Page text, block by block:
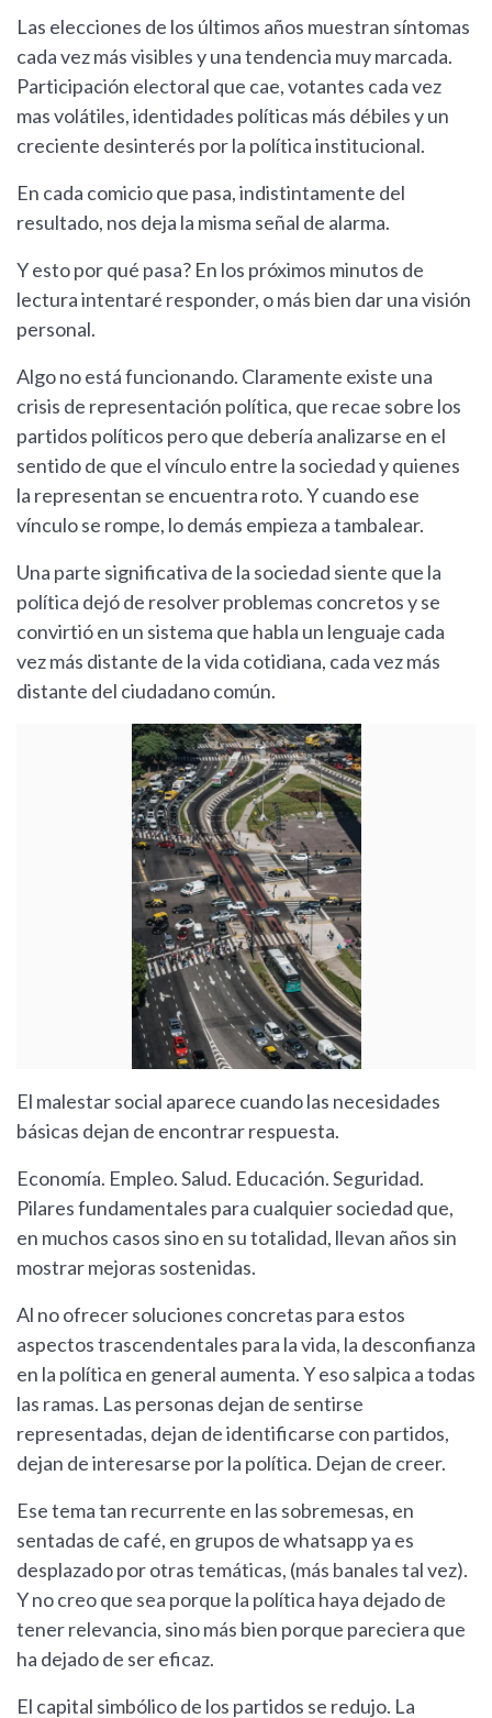
Las elecciones de los últimos años muestran síntomas
cada vez más visibles y una tendencia muy marcada.
Participación electoral que cae, votantes cada vez
mas volátiles, identidades políticas más débiles y un
creciente desinterés por la política institucional.
En cada comicio que pasa, indistintamente del
resultado, nos deja la misma señal de alarma.
Y esto por qué pasa? En los próximos minutos de
lectura intentaré responder, o más bien dar una visión
personal.
Algo no está funcionando. Claramente existe una
crisis de representación política, que recae sobre los
partidos políticos pero que debería analizarse en el
sentido de que el vínculo entre la sociedad y quienes
la representan se encuentra roto. Y cuando ese
vínculo se rompe, lo demás empieza a tambalear.
Una parte significativa de la sociedad siente que la
política dejó de resolver problemas concretos y se
convirtió en un sistema que habla un lenguaje cada
vez más distante de la vida cotidiana, cada vez más
distante del ciudadano común.
El malestar social aparece cuando las necesidades
básicas dejan de encontrar respuesta.
Economía. Empleo. Salud. Educación. Seguridad.
Pilares fundamentales para cualquier sociedad que,
en muchos casos sino en su totalidad, llevan años sin
mostrar mejoras sostenidas.
Al no ofrecer soluciones concretas para estos
aspectos trascendentales para la vida, la desconfianza
en la política en general aumenta. Y eso salpica a todas
las ramas. Las personas dejan de sentirse
representadas, dejan de identificarse con partidos,
dejan de interesarse por la política. Dejan de creer.
Ese tema tan recurrente en las sobremesas, en
sentadas de café, en grupos de whatsapp ya es
desplazado por otras temáticas, (más banales tal vez).
Y no creo que sea porque la política haya dejado de
tener relevancia, sino más bien porque pareciera que
ha dejado de ser eficaz.
El capital simbólico de los partidos se redujo. La